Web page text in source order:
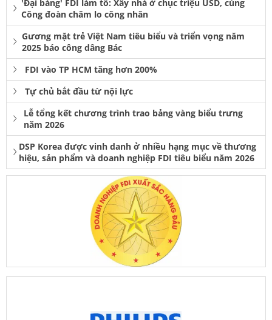
'Đại bàng' FDI làm tổ: Xây nhà ở chục triệu USD, cùng
Công đoàn chăm lo công nhân
Gương mặt trẻ Việt Nam tiêu biểu và triển vọng năm
2025 báo công dâng Bác
FDI vào TP HCM tăng hơn 200%
Tự chủ bắt đầu từ nội lực
Lễ tổng kết chương trình trao bảng vàng biểu trưng
năm 2026
DSP Korea được vinh danh ở nhiều hạng mục về thương
hiệu, sản phẩm và doanh nghiệp FDI tiêu biểu năm 2026